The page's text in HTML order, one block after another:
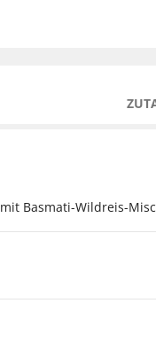
Basmati-Wildreis-